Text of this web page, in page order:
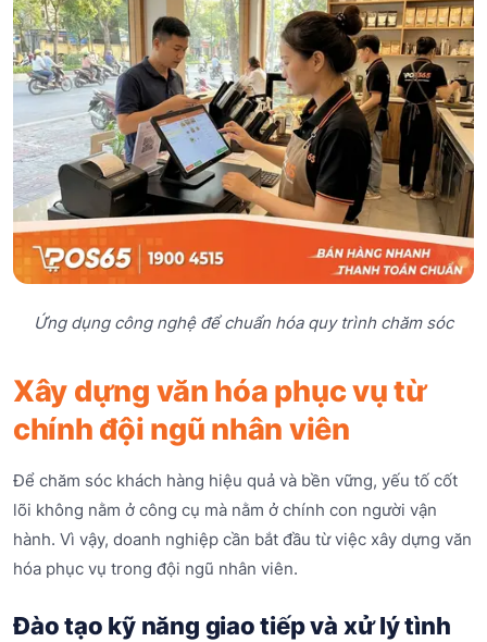
Ứng dụng công nghệ để chuẩn hóa quy trình chăm sóc
Xây dựng văn hóa phục vụ từ
chính đội ngũ nhân viên
Để chăm sóc khách hàng hiệu quả và bền vững, yếu tố cốt
lõi không nằm ở công cụ mà nằm ở chính con người vận
hành. Vì vậy, doanh nghiệp cần bắt đầu từ việc xây dựng văn
hóa phục vụ trong đội ngũ nhân viên.
Đào tạo kỹ năng giao tiếp và xử lý tình